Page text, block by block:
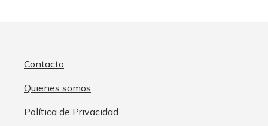
Contacto
Quienes somos
Política de Privacidad